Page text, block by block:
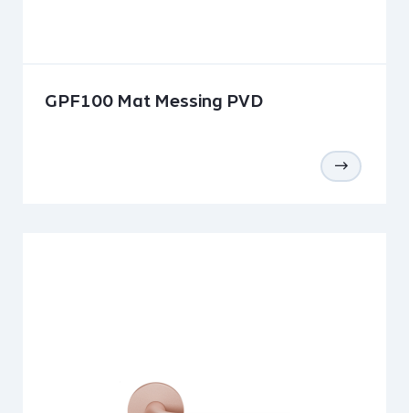
GPF100 Mat Messing PVD